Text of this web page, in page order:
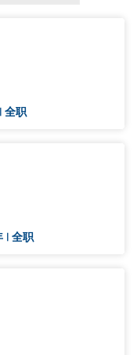
全职
| 全职